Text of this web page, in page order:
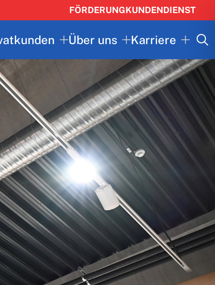
FÖRDERUNGKUNDENDIENST
Über uns Karriere
for: